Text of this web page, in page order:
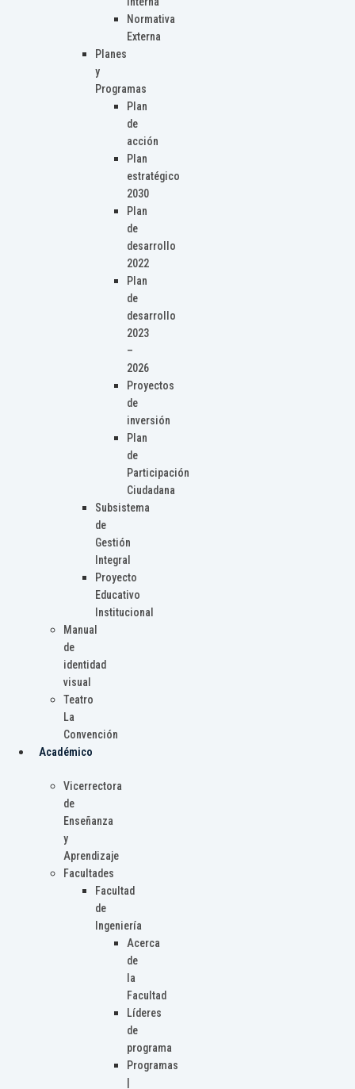
Normativa
Externa
Planes
y
Programas
Plan
de
acción
Plan
estratégico
2030
Plan
de
desarrollo
2022
Plan
de
desarrollo
2023
–
2026
Proyectos
de
inversión
Plan
de
Participación
Ciudadana
Subsistema
de
Gestión
Integral
Proyecto
Educativo
Institucional
Manual
de
identidad
visual
Teatro
La
Convención
Académico
Vicerrectora
de
Enseñanza
y
Aprendizaje
Facultades
Facultad
de
Ingeniería
Acerca
de
la
Facultad
Líderes
de
programa
Programas